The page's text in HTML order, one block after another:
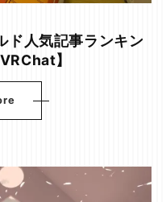
ド人気記事ランキン
】